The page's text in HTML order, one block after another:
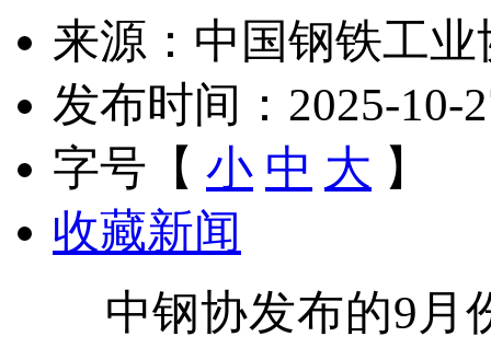
来源：中国钢铁工业
发布时间：2025-10-
字号【 小 中 大 】
收藏新闻
中钢协发布的9月份